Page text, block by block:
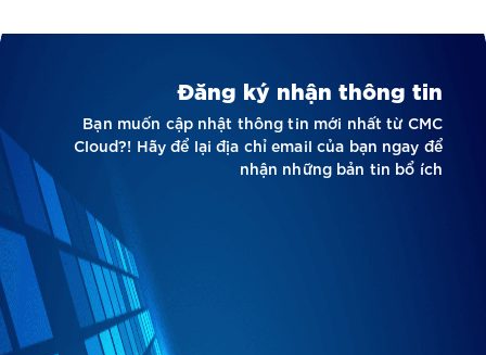
Đăng ký nhận thông tin
Bạn muốn cập nhật thông tin mới nhất từ CMC
Cloud?! Hãy để lại địa chỉ email của bạn ngay để
nhận những bản tin bổ ích